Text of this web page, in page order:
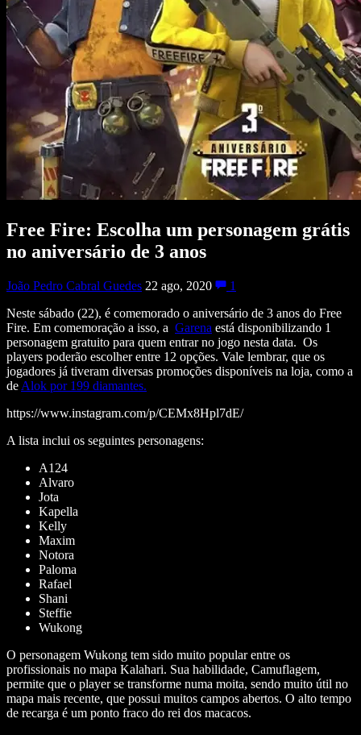
Free Fire: Escolha um personagem grátis
no aniversário de 3 anos
João Pedro Cabral Guedes 22 ago, 2020
1
Neste sábado (22), é comemorado o aniversário de 3 anos do Free
Fire. Em comemoração a isso, a Garena está disponibilizando 1
personagem gratuito para quem entrar no jogo nesta data. Os
players poderão escolher entre 12 opções. Vale lembrar, que os
jogadores já tiveram diversas promoções disponíveis na loja, como a
de Alok por 199 diamantes.
https://www.instagram.com/p/CEMx8Hpl7dE/
A lista inclui os seguintes personagens:
A124
Alvaro
Jota
Kapella
Kelly
Maxim
Notora
Paloma
Rafael
Shani
Steffie
Wukong
O personagem Wukong tem sido muito popular entre os
profissionais no mapa Kalahari. Sua habilidade, Camuflagem,
permite que o player se transforme numa moita, sendo muito útil no
mapa mais recente, que possui muitos campos abertos. O alto tempo
de recarga é um ponto fraco do rei dos macacos.